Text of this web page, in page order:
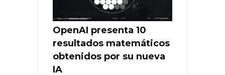
OpenAI presenta 10
resultados matemáticos
obtenidos por su nueva
IA